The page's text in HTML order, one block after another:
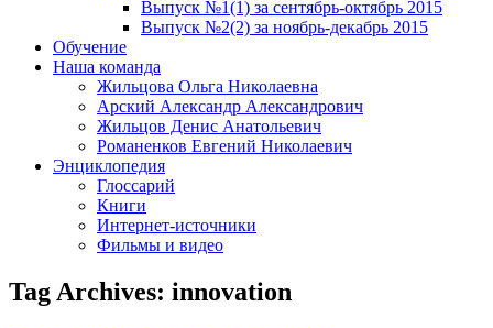
Выпуск №1(1) за сентябрь-октябрь 2015
Выпуск №2(2) за ноябрь-декабрь 2015
Обучение
Наша команда
Жильцова Ольга Николаевна
Арский Александр Александрович
Жильцов Денис Анатольевич
Романенков Евгений Николаевич
Энциклопедия
Глоссарий
Книги
Интернет-источники
Фильмы и видео
Tag Archives: innovation